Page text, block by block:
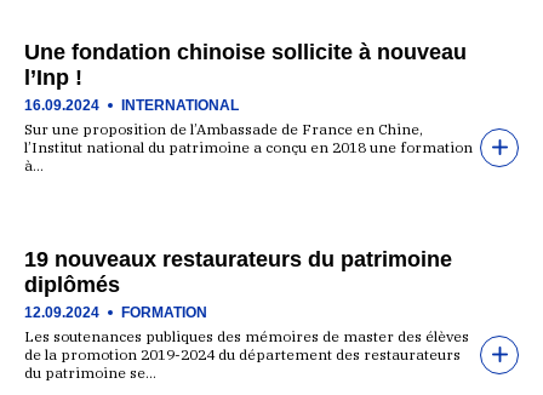
Une fondation chinoise sollicite à nouveau
l’Inp !
16.09.2024 INTERNATIONAL
Sur une proposition de l’Ambassade de France en Chine,
l’Institut national du patrimoine a conçu en 2018 une formation
à…
19 nouveaux restaurateurs du patrimoine
diplômés
12.09.2024 FORMATION
Les soutenances publiques des mémoires de master des élèves
de la promotion 2019-2024 du département des restaurateurs
du patrimoine se…